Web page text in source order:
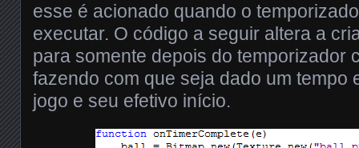
esse é acionado quando o
executar. O código a seguir altera a
para somente depois do temporizador
fazendo com que seja dado um tempo
jogo e seu efetivo início.